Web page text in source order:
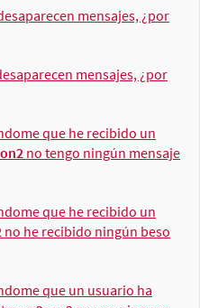
mensajes, ¿por
mensajes, ¿por
que he recibido un
no tengo ningún mensaje
que he recibido un
no he recibido ningún beso
que un usuario ha